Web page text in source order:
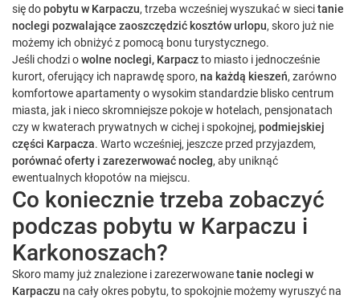
się dopobytu w Karpaczu, trzeba wcześniej wyszukać w siecitanie
noclegi pozwalające zaoszczędzić kosztów urlopu, skoro już nie
możemy ich obniżyć z pomocą bonu turystycznego.
Jeśli chodzi owolne noclegi, Karpaczto miasto i jednocześnie
kurort, oferujący ich naprawdę sporo, na każdą kieszeń, zarówno
komfortowe apartamenty o wysokim standardzie blisko centrum
miasta, jak i nieco skromniejsze pokoje w hotelach, pensjonatach
czy w kwaterach prywatnych w cichej i spokojnej, podmiejskiej
części Karpacza. Warto wcześniej, jeszcze przed przyjazdem,
porównać oferty i zarezerwować nocleg, aby uniknąć
ewentualnych kłopotów na miejscu.
Co koniecznie trzeba zobaczyć
podczas pobytu w Karpaczu i
Karkonoszach?
Skoro mamy już znalezione i zarezerwowanetanie noclegi w
Karpaczu na cały okres pobytu, to spokojnie możemy wyruszyć na